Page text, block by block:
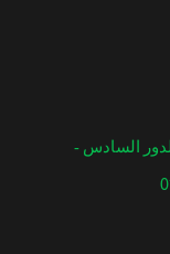
السادس -